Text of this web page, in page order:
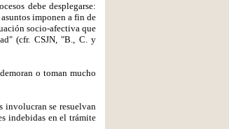
debe desplegarse:
imponen a fin de
socio-afectiva que
(cfr. CSJN, "B., C. y
o toman mucho
involucran se resuelvan
indebidas en el trámite